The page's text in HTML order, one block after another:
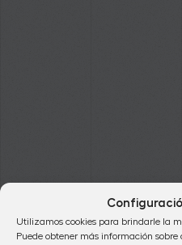
Utilizamos cookies para brindarle la
Puede obtener más información sobre